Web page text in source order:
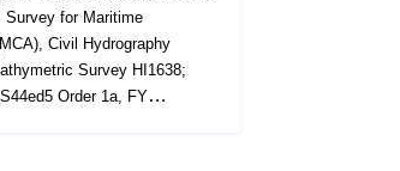
for Maritime
Civil Hydrography
Survey HI1638;
Order 1a, FY